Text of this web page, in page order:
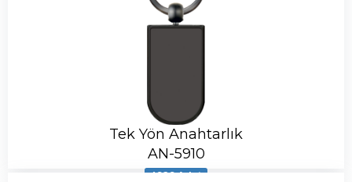
Tek Yön Anahtarlık
AN-5910
4929 Adet